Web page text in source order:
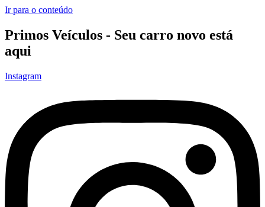
Ir para o conteúdo
Primos Veículos - Seu carro novo está
aqui
Instagram